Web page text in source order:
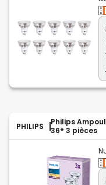
PHILIPS
Philips
36° 3 pièces